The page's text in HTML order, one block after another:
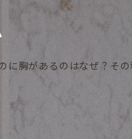
に胸があるのはなぜ？そ